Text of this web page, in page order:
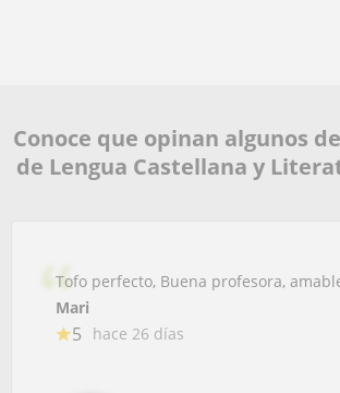
Conoce que opinan algunos
de Lengua Castellana y
Tofo perfecto, Buena profesora,
Mari
5 hace 26 días